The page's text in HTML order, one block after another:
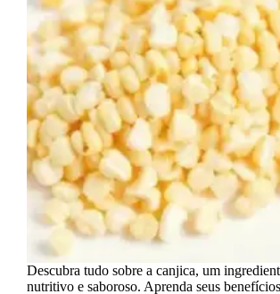
Descubra tudo sobre a canjica, um
nutritivo e saboroso. Aprenda seus